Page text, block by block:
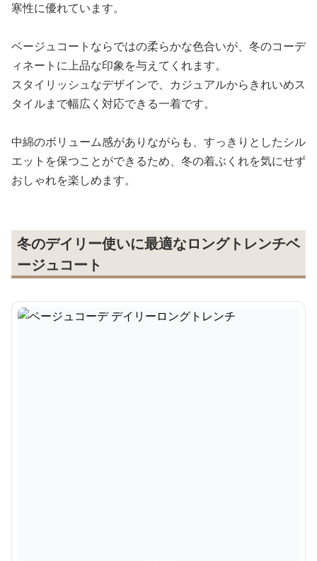
寒性に優れています。
ベージュコートならではの柔らかな色合いが、冬のコーデ
ィネートに上品な印象を与えてくれます。
スタイリッシュなデザインで、カジュアルからきれいめス
タイルまで幅広く対応できる一着です。
中綿のボリューム感がありながらも、すっきりとしたシル
エットを保つことができるため、冬の着ぶくれを気にせず
おしゃれを楽しめます。
冬のデイリー使いに最適なロングトレンチベ
ージュコート